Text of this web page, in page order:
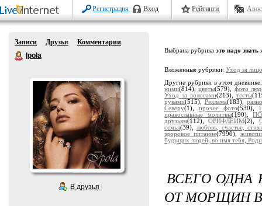
Регистрация Вход Рейтинги
Записи Друзья
Комментарии
Ipola
В друзья
Выбрана рубрика это надо
Вложенные рубрики: Уход за
Другие рубрики в этом
ними(814),цветы(579), фото
Уход за волосами(213), тесты
руками(515),Реклама(183),
Северу(1), прочее фото(530),
православные молитвы(190),
друзьям(112),ОРИФЛЕЙМ(2),
семья(39), любовь, счастье,
здоровое питание(7990),
будущих людей, во имя тебя,
ВСЕГО ОДНА
ОТ МОРЩИН